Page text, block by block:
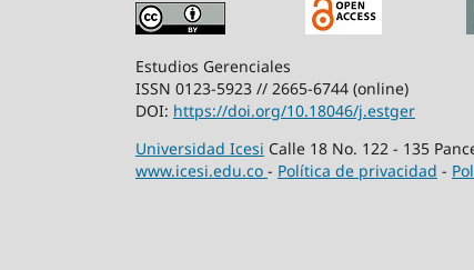
Estudios Gerenciales
ISSN 0123-5923 // 2665-6744 (online)
DOI: https://doi.org/10.18046/j.estger
Universidad Icesi Calle 18 No. 122 - 135
www.icesi.edu.co - Política de privacidad -